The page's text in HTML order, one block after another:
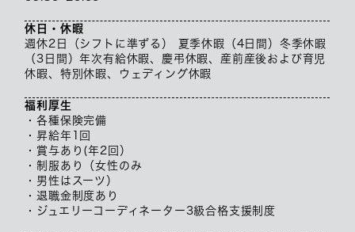
休日・休暇
週休2日（シフトに準ずる） 夏季休暇（4日間）冬季休暇
（3日間）年次有給休暇、慶弔休暇、産前産後および育児
休暇、特別休暇、ウェディング休暇
福利厚生
・各種保険完備
・昇給年1回
・賞与あり(年2回）
・制服あり（女性のみ
・男性はスーツ）
・退職金制度あり
・ジュエリーコーディネーター3級合格支援制度